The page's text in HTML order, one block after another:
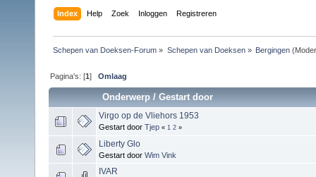
Index Help Zoek Inloggen Registreren
Schepen van Doeksen-Forum » Schepen van Doeksen» Bergingen
Pagina's: [1]Omlaag
Onderwerp /Gestart door
Virgo op de Vliehors 1953
Gestart door Tjep « 1 2 »
Liberty Glo
Gestart door Wim Vink
IVAR